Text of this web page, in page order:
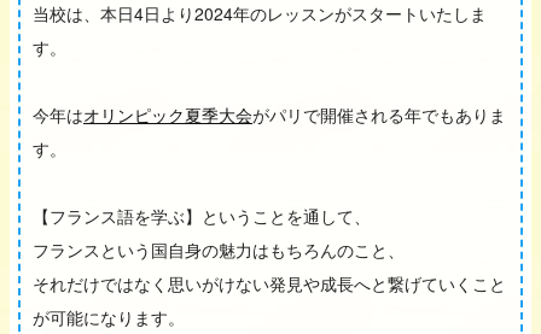
当校は、本日4日より2024年のレッスンがスタートいたしま
す。
今年はオリンピック夏季大会がパリで開催される年でもありま
す。
【フランス語を学ぶ】ということを通して、
フランスという国自身の魅力はもちろんのこと、
それだけではなく思いがけない発見や成長へと繋げていくこと
が可能になります。